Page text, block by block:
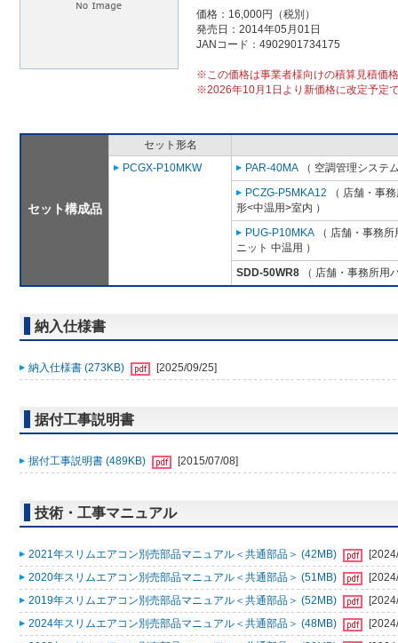
価格：16,000円（税別）
発売日：2014年05月01日
JANコード：4902901734175
※この価格は事業者様向けの積算見積価
※2026年10月1日より新価格に改定予定
セット構成品
セット形名
PCGX-P10MKW
PAR-40MA （ 空調管理システ
PCZG-P5MKA12 （ 店舗・事
形<中温用>室内 ）
PUG-P10MKA （ 店舗・事務
ニット 中温用 ）
SDD-50WR8 （ 店舗・事務所用
納入仕様書
納入仕様書 (273KB) [2025/09/25]
据付工事説明書
据付工事説明書 (489KB) [2015/07/08]
技術・工事マニュアル
2021年スリムエアコン別売部品マニュアル＜共通部品＞ (42MB)
2020年スリムエアコン別売部品マニュアル＜共通部品＞ (51MB)
2019年スリムエアコン別売部品マニュアル＜共通部品＞ (52MB)
2024年スリムエアコン別売部品マニュアル＜共通部品＞ (48MB)